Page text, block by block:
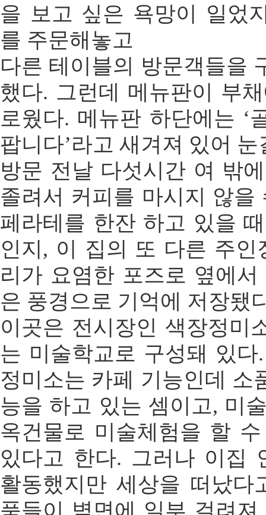
을 보고 싶은 욕망이 일었
를 주문해놓고
다른 테이블의 방문객들을
했다. 그런데 메뉴판이 부
로웠다. 메뉴판 하단에는 ‘
팝니다’라고 새겨져 있어
방문 전날 다섯시간 여 밖
졸려서 커피를 마시지 않을
페라테를 한잔 하고 있을
인지, 이 집의 또 다른 주
리가 요염한 포즈로 옆에
은 풍경으로 기억에 저장됐
이곳은 전시장인 색장정미
는 미술학교로 구성돼 있
정미소는 카페 기능인데 소
능을 하고 있는 셈이고, 미
옥건물로 미술체험을 할
있다고 한다. 그러나 이집
활동했지만 세상을 떠났
품들이 벽면에 일부 걸려